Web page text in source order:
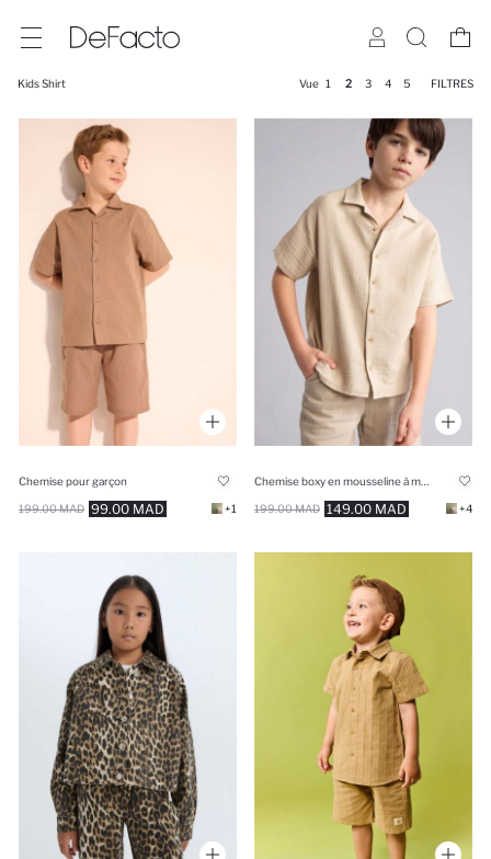
Kids Shirt Vue 1 2 3 4 5 FILTRES
Chemise pour garçon
99.00 MAD
199.00 MAD +1 149.00 MAD
199.00 MAD +4